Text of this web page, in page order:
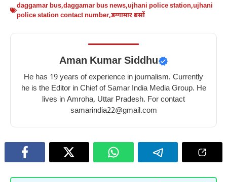
daggamar bus,daggamar bus news,ujhani police station,ujhani
police station contact number,डग्गामार बसों
Aman Kumar Siddhu
He has 19 years of experience in journalism. Currently
he is the Editor in Chief of Samar India Media Group. He
lives in Amroha, Uttar Pradesh. For contact
samarindia22@gmail.com